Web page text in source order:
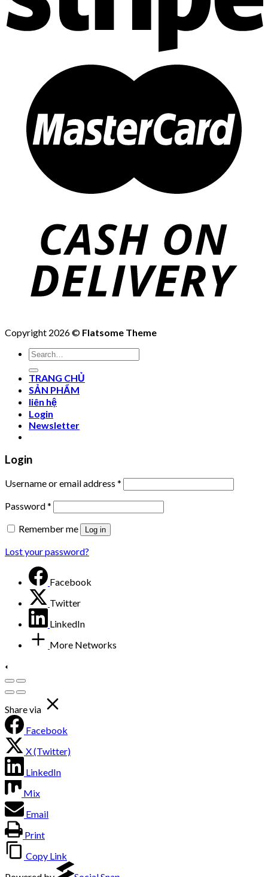
Copyright 2026 © Flatsome Theme
Search
for:
TRANG CHỦ
SẢN PHẨM
liên hệ
Login
Newsletter
Login
Username or email address *
Password*
Remember me
Log in
Lost your password?
Facebook
Twitter
LinkedIn
More Networks
Share via
Facebook
X (Twitter)
LinkedIn
Mix
Email
Print
Copy Link